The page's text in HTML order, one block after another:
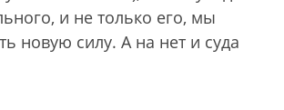
и не только его, мы
новую силу. А на нет и суда